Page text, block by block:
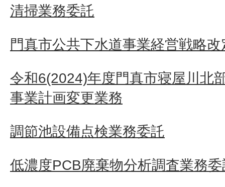
清掃業務委託
門真市公共下水道事業経営戦略
令和6(2024)年度門真市寝屋川北
事業計画変更業務
調節池設備点検業務委託
低濃度PCB廃棄物分析調査業務委